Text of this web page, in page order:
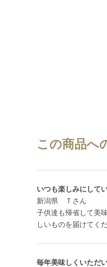
この商品へ
いつも楽しみにして
新潟県 Ｔさん
子供達も帰省して美
しいものを届けてく
毎年美味しくいただ